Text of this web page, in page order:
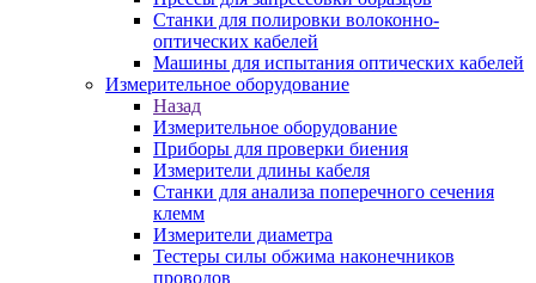
Станки для полировки волоконно-
оптических кабелей
Машины для испытания оптических кабелей
Измерительное оборудование
Назад
Измерительное оборудование
Приборы для проверки биения
Измерители длины кабеля
Станки для анализа поперечного сечения
клемм
Измерители диаметра
Тестеры силы обжима наконечников
проводов